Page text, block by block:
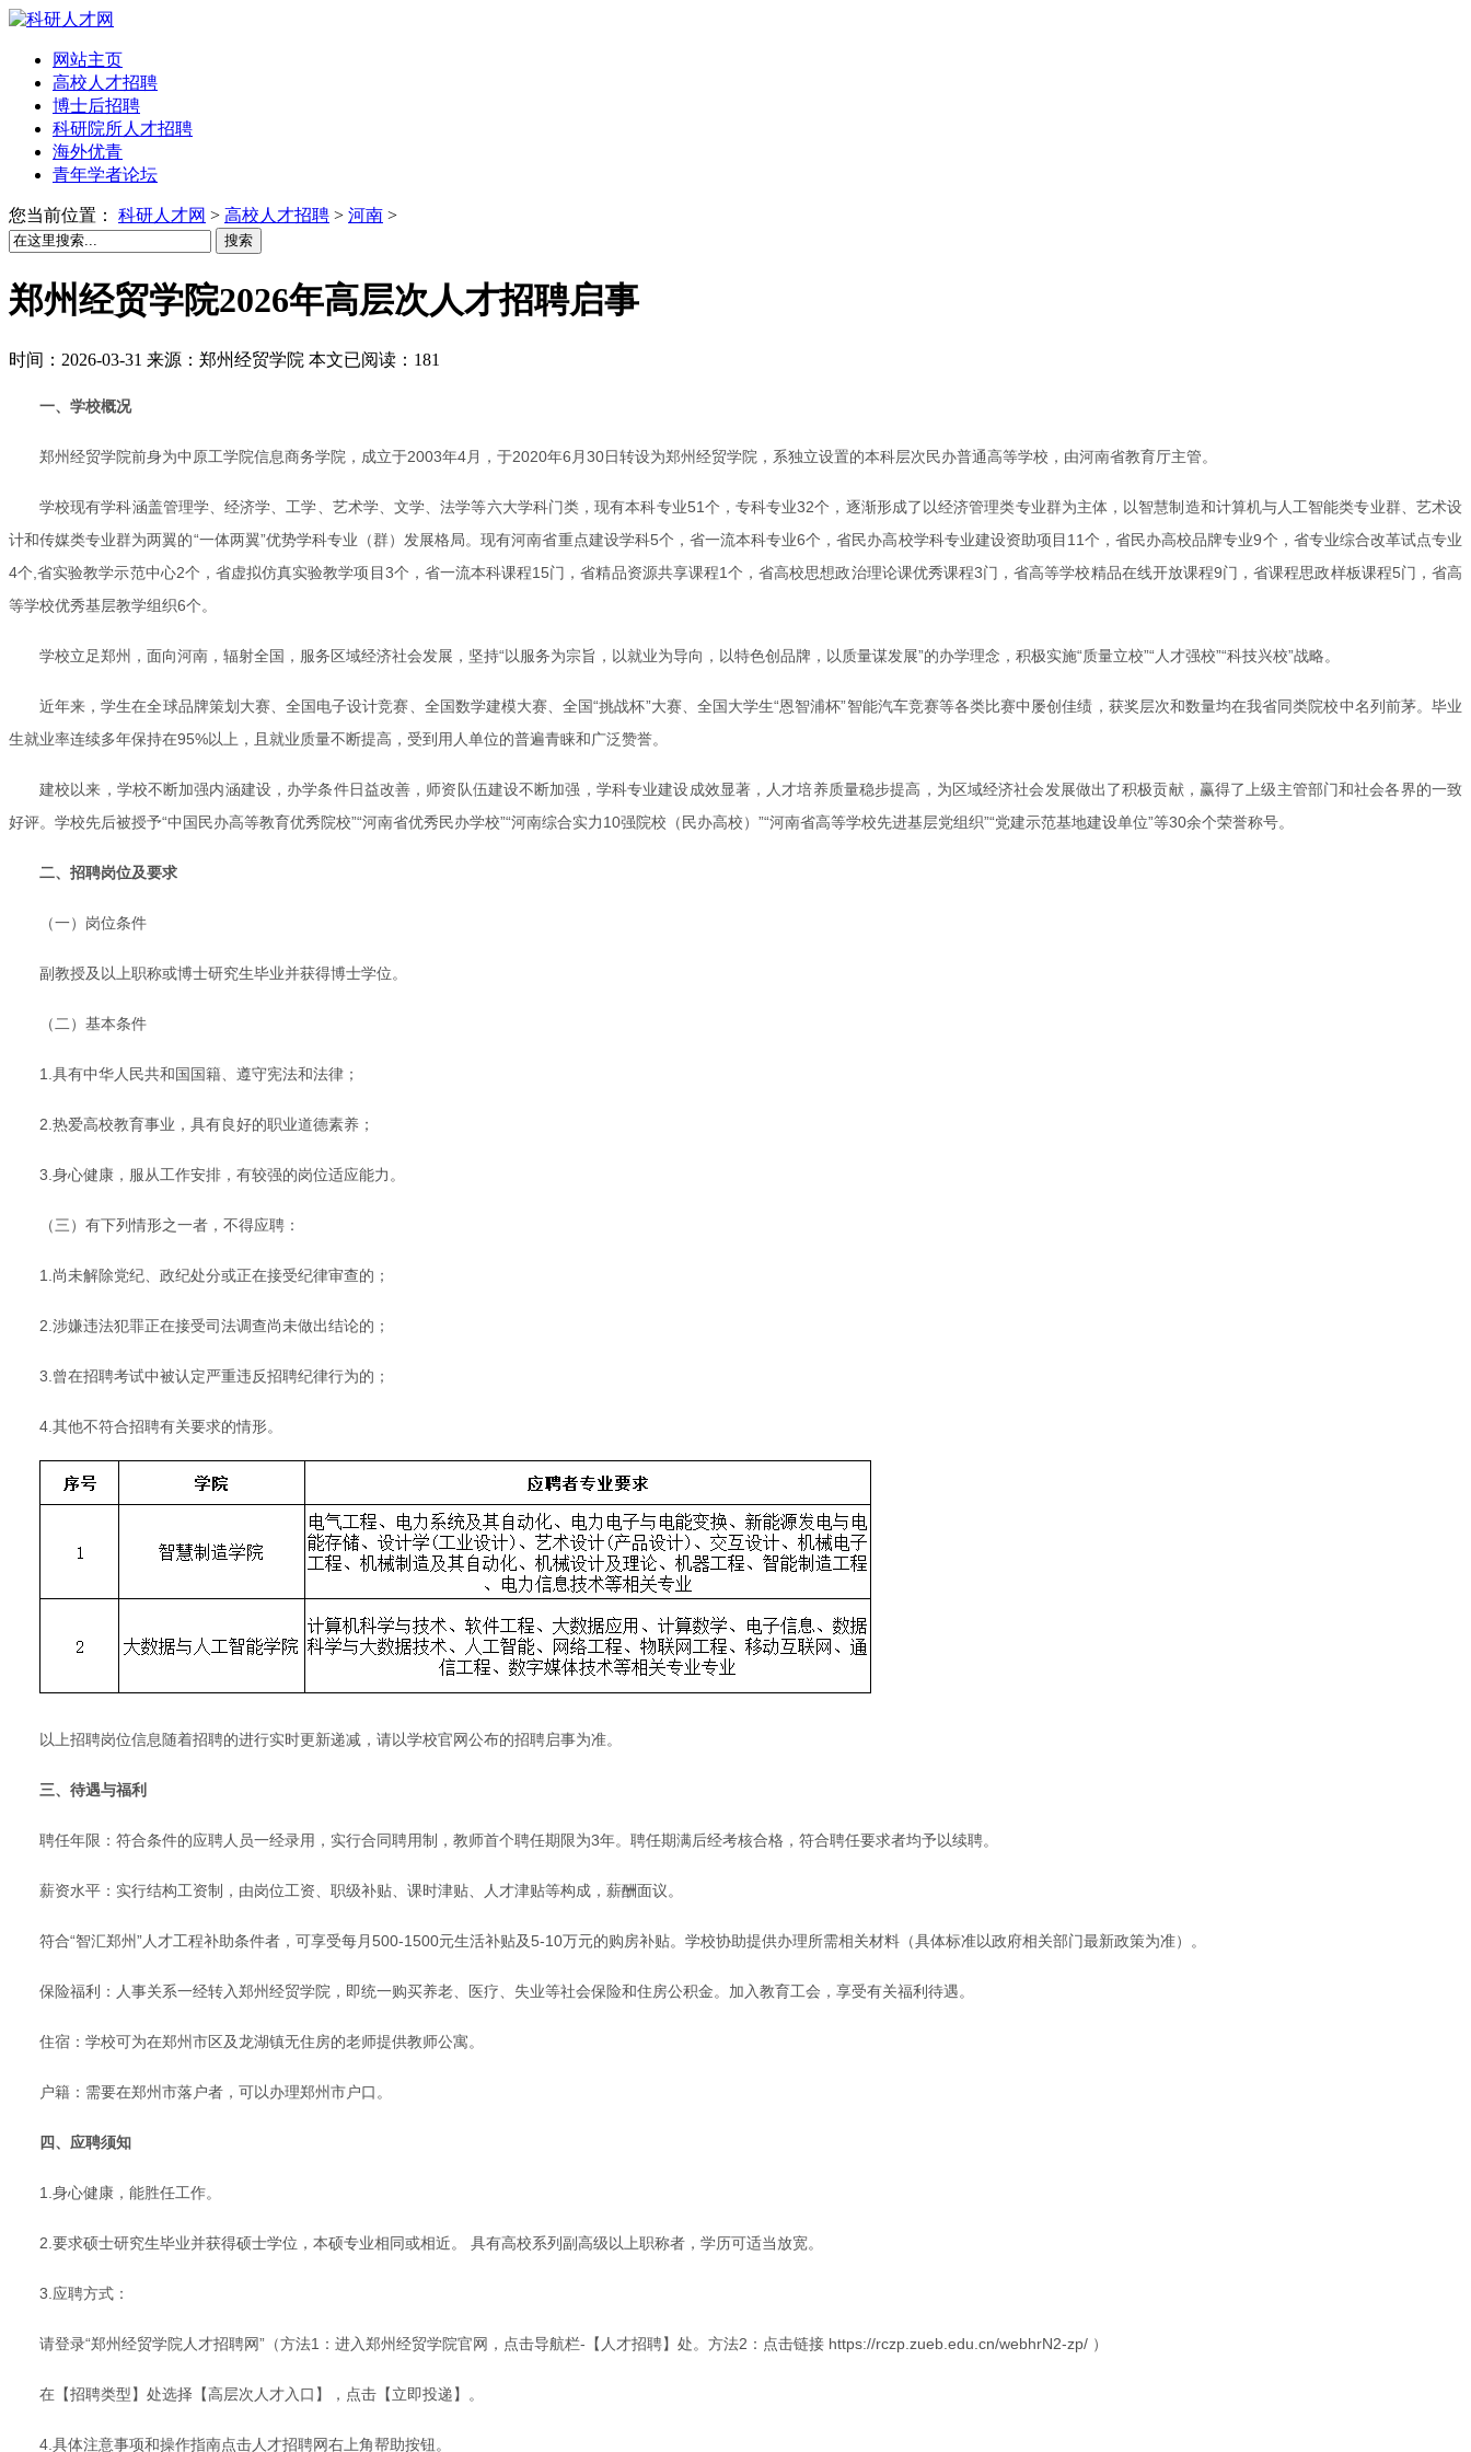
网站主页
高校人才招聘
博士后招聘
科研院所人才招聘
海外优青
青年学者论坛
您当前位置： 科研人才网 > 高校人才招聘 > 河南 >
搜索
郑州经贸学院2026年高层次人才招聘启事
时间：2026-03-31 来源：郑州经贸学院 本文已阅读：181
一、学校概况
郑州经贸学院前身为中原工学院信息商务学院，成立于2003年4月，于2020年6月30日转设为郑州经贸学院，系独立设置的本科层次民办普通高等学校，由河南省教育厅主管。
学校现有学科涵盖管理学、经济学、工学、艺术学、文学、法学等六大学科门类，现有本科专业51个，专科专业32个，逐渐形成了以经济管理类专业群为主体，以智慧制造和计算机与人工智能类专业群、艺术设
计和传媒类专业群为两翼的“一体两翼”优势学科专业（群）发展格局。现有河南省重点建设学科5个，省一流本科专业6个，省民办高校学科专业建设资助项目11个，省民办高校品牌专业9个，省专业综合改革试点专业
4个,省实验教学示范中心2个，省虚拟仿真实验教学项目3个，省一流本科课程15门，省精品资源共享课程1个，省高校思想政治理论课优秀课程3门，省高等学校精品在线开放课程9门，省课程思政样板课程5门，省高
等学校优秀基层教学组织6个。
学校立足郑州，面向河南，辐射全国，服务区域经济社会发展，坚持“以服务为宗旨，以就业为导向，以特色创品牌，以质量谋发展”的办学理念，积极实施“质量立校”“人才强校”“科技兴校”战略。
近年来，学生在全球品牌策划大赛、全国电子设计竞赛、全国数学建模大赛、全国“挑战杯”大赛、全国大学生“恩智浦杯”智能汽车竞赛等各类比赛中屡创佳绩，获奖层次和数量均在我省同类院校中名列前茅。毕业
生就业率连续多年保持在95%以上，且就业质量不断提高，受到用人单位的普遍青睐和广泛赞誉。
建校以来，学校不断加强内涵建设，办学条件日益改善，师资队伍建设不断加强，学科专业建设成效显著，人才培养质量稳步提高，为区域经济社会发展做出了积极贡献，赢得了上级主管部门和社会各界的一致
好评。学校先后被授予“中国民办高等教育优秀院校”“河南省优秀民办学校”“河南综合实力10强院校（民办高校）”“河南省高等学校先进基层党组织”“党建示范基地建设单位”等30余个荣誉称号。
二、招聘岗位及要求
（一）岗位条件
副教授及以上职称或博士研究生毕业并获得博士学位。
（二）基本条件
1.具有中华人民共和国国籍、遵守宪法和法律；
2.热爱高校教育事业，具有良好的职业道德素养；
3.身心健康，服从工作安排，有较强的岗位适应能力。
（三）有下列情形之一者，不得应聘：
1.尚未解除党纪、政纪处分或正在接受纪律审查的；
2.涉嫌违法犯罪正在接受司法调查尚未做出结论的；
3.曾在招聘考试中被认定严重违反招聘纪律行为的；
4.其他不符合招聘有关要求的情形。
以上招聘岗位信息随着招聘的进行实时更新递减，请以学校官网公布的招聘启事为准。
三、待遇与福利
聘任年限：符合条件的应聘人员一经录用，实行合同聘用制，教师首个聘任期限为3年。聘任期满后经考核合格，符合聘任要求者均予以续聘。
薪资水平：实行结构工资制，由岗位工资、职级补贴、课时津贴、人才津贴等构成，薪酬面议。
符合“智汇郑州”人才工程补助条件者，可享受每月500-1500元生活补贴及5-10万元的购房补贴。学校协助提供办理所需相关材料（具体标准以政府相关部门最新政策为准）。
保险福利：人事关系一经转入郑州经贸学院，即统一购买养老、医疗、失业等社会保险和住房公积金。加入教育工会，享受有关福利待遇。
住宿：学校可为在郑州市区及龙湖镇无住房的老师提供教师公寓。
户籍：需要在郑州市落户者，可以办理郑州市户口。
四、应聘须知
1.身心健康，能胜任工作。
2.要求硕士研究生毕业并获得硕士学位，本硕专业相同或相近。 具有高校系列副高级以上职称者，学历可适当放宽。
3.应聘方式：
请登录“郑州经贸学院人才招聘网”（方法1：进入郑州经贸学院官网，点击导航栏-【人才招聘】处。方法2：点击链接 https://rczp.zueb.edu.cn/webhrN2-zp/ ）
在【招聘类型】处选择【高层次人才入口】，点击【立即投递】。
4.具体注意事项和操作指南点击人才招聘网右上角帮助按钮。